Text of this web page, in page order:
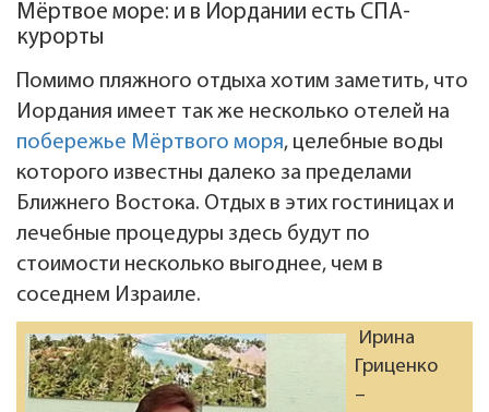
Мёртвое море: и в Иордании есть СПА-
курорты
Помимо пляжного отдыха хотим заметить, что
Иордания имеет так же несколько отелей на
побережье Мёртвого моря, целебные воды
которого известны далеко за пределами
Ближнего Востока. Отдых в этих гостиницах и
лечебные процедуры здесь будут по
стоимости несколько выгоднее, чем в
соседнем Израиле.
Ирина
Гриценко
–